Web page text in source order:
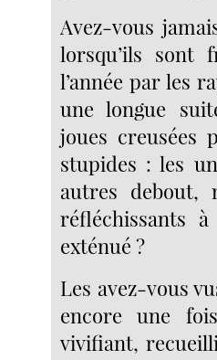
Avez-vous
lorsqu’ils sont
l’année par les
une longue
joues creusées
stupides : les
autres debout,
réfléchissants
exténué ?
Les avez-vous
encore une
vivifiant,